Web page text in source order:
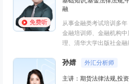
从事金融类考试培训多年，知名
金融培训师、金融机构中层管
理、清华大学出版社金融教材副
心特聘讲师。人称金融类培训界
外汇分析师
主讲：期货法律法规,投资银行
免费听